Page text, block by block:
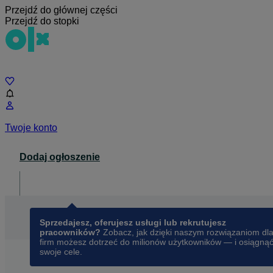
Przejdź do głównej części
Przejdź do stopki
Twoje konto
Dodaj ogłoszenie
Sprzedajesz, oferujesz usługi lub rekrutujesz
pracowników? Zobacz, jak dzięki naszym rozwiązaniom dla
firm możesz dotrzeć do milionów użytkowników — i osiągnąć
swoje cele.